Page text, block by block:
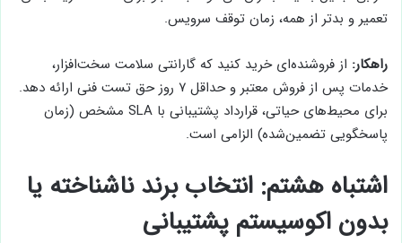
تعمیر و بدتر از همه، زمان توقف سرویس.
راهکار: از فروشنده‌ای خرید کنید که گارانتی سلامت سخت‌افزار،
خدمات پس از فروش معتبر و حداقل ۷ روز حق تست فنی ارائه دهد.
برای محیط‌های حیاتی، قرارداد پشتیبانی با SLA مشخص (زمان
پاسخگویی تضمین‌شده) الزامی است.
اشتباه هشتم: انتخاب برند ناشناخته یا
بدون اکوسیستم پشتیبانی